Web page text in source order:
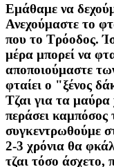
Εμάθαμε να
Ανεχούμαστε το
που το Τρόοδος.
μέρα μπορεί να
αποποιούμαστε
φταίει ο "ξένος
Τζαι για τα μαύρα
περάσει καμπόσος
συγκεντρωθούμε
2-3 χρόνια θα
τζαι τόσο άσχετο,